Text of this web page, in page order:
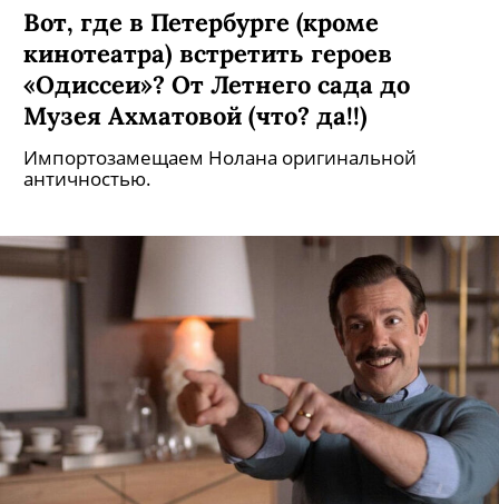
Вот, где в Петербурге (кроме
кинотеатра) встретить героев
«Одиссеи»? От Летнего сада до
Музея Ахматовой (что? да!!)
Импортозамещаем Нолана оригинальной
античностью.